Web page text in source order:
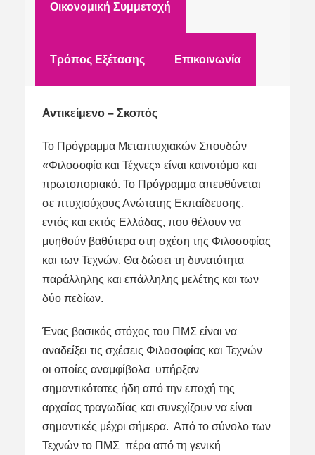
Οικονομική Συμμετοχή
Τρόπος Εξέτασης Επικοινωνία
Αντικείμενο – Σκοπός
Το Πρόγραμμα Μεταπτυχιακών Σπουδών
«Φιλοσοφία και Τέχνες» είναι καινοτόμο και
πρωτοποριακό. Το Πρόγραμμα απευθύνεται
σε πτυχιούχους Ανώτατης Εκπαίδευσης,
εντός και εκτός Ελλάδας, που θέλουν να
μυηθούν βαθύτερα στη σχέση της Φιλοσοφίας
και των Τεχνών. Θα δώσει τη δυνατότητα
παράλληλης και επάλληλης μελέτης και των
δύο πεδίων.
Ένας βασικός στόχος του ΠΜΣ είναι να
αναδείξει τις σχέσεις Φιλοσοφίας και Τεχνών
οι οποίες αναμφίβολα υπήρξαν
σημαντικότατες ήδη από την εποχή της
αρχαίας τραγωδίας και συνεχίζουν να είναι
σημαντικές μέχρι σήμερα. Από το σύνολο των
Τεχνών το ΠΜΣ πέρα από τη γενική